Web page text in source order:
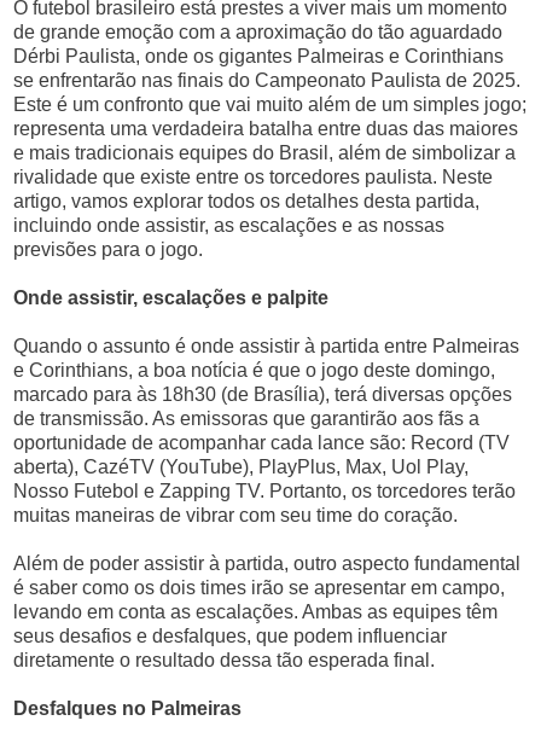
O futebol brasileiro está prestes a viver mais um momento
de grande emoção com a aproximação do tão aguardado
Dérbi Paulista, onde os gigantes Palmeiras e Corinthians
se enfrentarão nas finais do Campeonato Paulista de 2025.
Este é um confronto que vai muito além de um simples jogo;
representa uma verdadeira batalha entre duas das maiores
e mais tradicionais equipes do Brasil, além de simbolizar a
rivalidade que existe entre os torcedores paulista. Neste
artigo, vamos explorar todos os detalhes desta partida,
incluindo onde assistir, as escalações e as nossas
previsões para o jogo.
Onde assistir, escalações e palpite
Quando o assunto é onde assistir à partida entre Palmeiras
e Corinthians, a boa notícia é que o jogo deste domingo,
marcado para às 18h30 (de Brasília), terá diversas opções
de transmissão. As emissoras que garantirão aos fãs a
oportunidade de acompanhar cada lance são: Record (TV
aberta), CazéTV (YouTube), PlayPlus, Max, Uol Play,
Nosso Futebol e Zapping TV. Portanto, os torcedores terão
muitas maneiras de vibrar com seu time do coração.
Além de poder assistir à partida, outro aspecto fundamental
é saber como os dois times irão se apresentar em campo,
levando em conta as escalações. Ambas as equipes têm
seus desafios e desfalques, que podem influenciar
diretamente o resultado dessa tão esperada final.
Desfalques no Palmeiras